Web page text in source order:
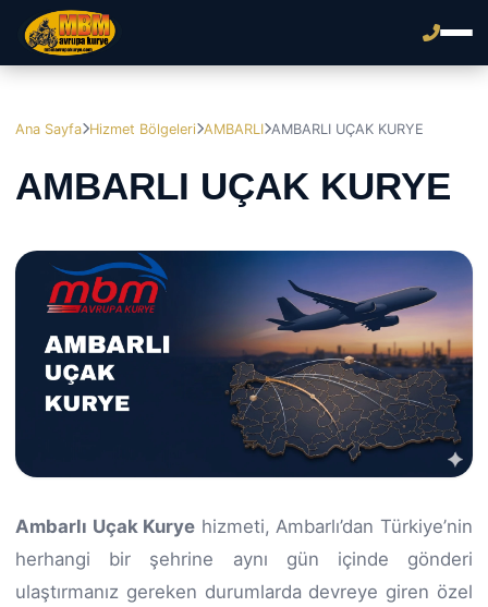
Ana Sayfa Hizmet Bölgeleri AMBARLI AMBARLI UÇAK KURYE
AMBARLI UÇAK KURYE
Ambarlı Uçak Kurye hizmeti, Ambarlı’dan Türkiye’nin
herhangi bir şehrine aynı gün içinde gönderi
ulaştırmanız gereken durumlarda devreye giren özel